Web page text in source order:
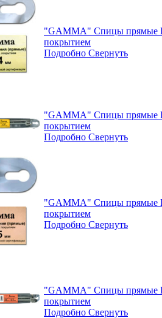
"GAMMA" Спицы прямые
покрытием
Подробно Свернуть
"GAMMA" Спицы прямые
покрытием
Подробно Свернуть
"GAMMA" Спицы прямые
покрытием
Подробно Свернуть
"GAMMA" Спицы прямые
покрытием
Подробно Свернуть